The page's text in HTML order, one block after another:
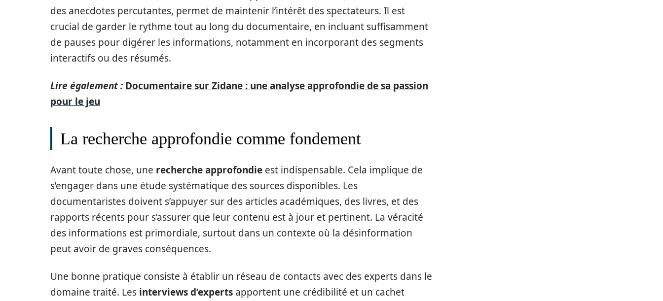
des anecdotes percutantes, permet de maintenir l’intérêt des spectateurs. Il est
crucial de garder le rythme tout au long du documentaire, en incluant suffisamment
de pauses pour digérer les informations, notamment en incorporant des segments
interactifs ou des résumés.
Lire également : Documentaire sur Zidane : une analyse approfondie de sa passion
pour le jeu
La recherche approfondie comme fondement
Avant toute chose, une recherche approfondie est indispensable. Cela implique de
s’engager dans une étude systématique des sources disponibles. Les
documentaristes doivent s’appuyer sur des articles académiques, des livres, et des
rapports récents pour s’assurer que leur contenu est à jour et pertinent. La véracité
des informations est primordiale, surtout dans un contexte où la désinformation
peut avoir de graves conséquences.
Une bonne pratique consiste à établir un réseau de contacts avec des experts dans le
domaine traité. Les interviews d’experts apportent une crédibilité et un cachet